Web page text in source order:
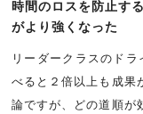
時間のロスを防止す
がより強くなった
リーダークラスのド
べると２倍以上も成果
論ですが、どの道順が